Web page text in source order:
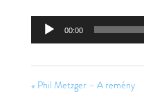
00:00
« Phil Metzger – A remény